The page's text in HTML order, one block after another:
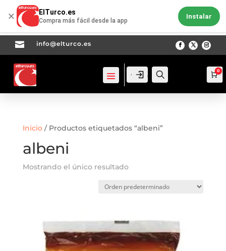
 info@elturco.es
Acceso
Acceso 0
Inicio/ Productos etiquetados “albeni”
albeni
Mostrando el único resultado
× ElTurco.es
Compra más fácil desde la app
Instalar